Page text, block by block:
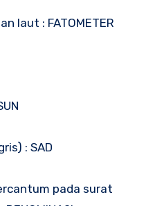
laut : FATOMETER
: SAD
pada surat